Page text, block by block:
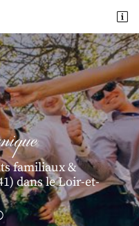

familiaux &
dans le Loir-et-